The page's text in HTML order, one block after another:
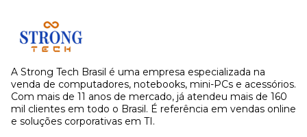
A Strong Tech Brasil é uma empresa especializada na
venda de computadores, notebooks, mini-PCs e acessórios.
Com mais de 11 anos de mercado, já atendeu mais de 160
mil clientes em todo o Brasil. É referência em vendas online
e soluções corporativas em TI.